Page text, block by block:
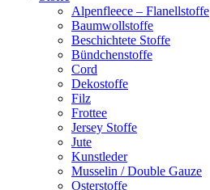
Alpenfleece – Flanellstoffe
Baumwollstoffe
Beschichtete Stoffe
Bündchenstoffe
Cord
Dekostoffe
Filz
Frottee
Jersey Stoffe
Jute
Kunstleder
Musselin / Double Gauze
Osterstoffe